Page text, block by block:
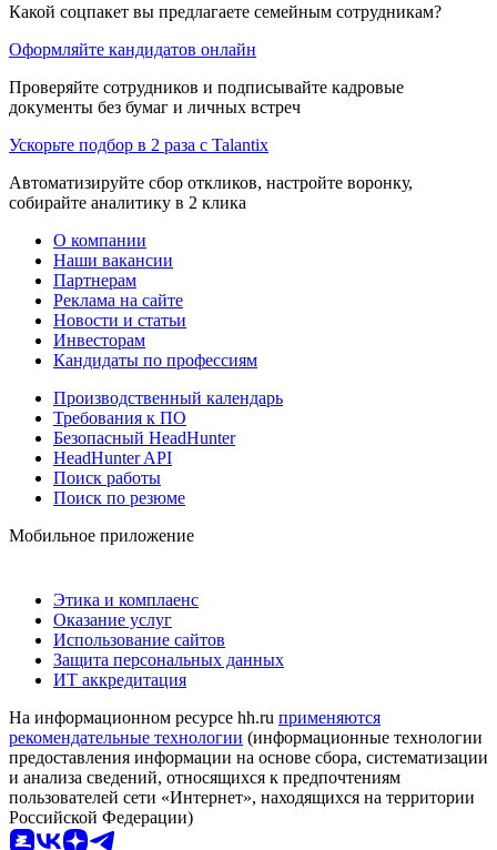
Какой соцпакет вы предлагаете семейным сотрудникам?
Оформляйте кандидатов онлайн
Проверяйте сотрудников и подписывайте кадровые
документы без бумаг и личных встреч
Ускорьте подбор в 2 раза с Talantix
Автоматизируйте сбор откликов, настройте воронку,
собирайте аналитику в 2 клика
О компании
Наши вакансии
Партнерам
Реклама на сайте
Новости и статьи
Инвесторам
Кандидаты по профессиям
Производственный календарь
Требования к ПО
Безопасный HeadHunter
HeadHunter API
Поиск работы
Поиск по резюме
Мобильное приложение
Этика и комплаенс
Оказание услуг
Использование сайтов
Защита персональных данных
ИТ аккредитация
На информационном ресурсе hh.ru применяются
рекомендательные технологии (информационные технологии
предоставления информации на основе сбора, систематизации
и анализа сведений, относящихся к предпочтениям
пользователей сети «Интернет», находящихся на территории
Российской Федерации)